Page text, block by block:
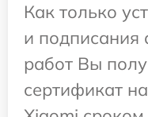
Как только
и подписания
работ Вы
сертификат